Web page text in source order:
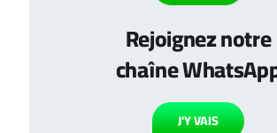
Rejoignez notre
chaîne
J’Y VAIS